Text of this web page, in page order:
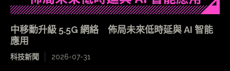
中移動升級 5.5G 網絡 佈局未來低時延與 AI 智能
應用
科技新聞 2026-07-31